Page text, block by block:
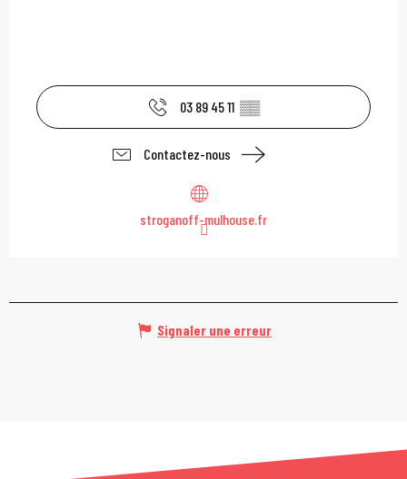
03 89 45 11 ▒▒
Contactez-nous
stroganoff-mulhouse.fr
Signaler une erreur